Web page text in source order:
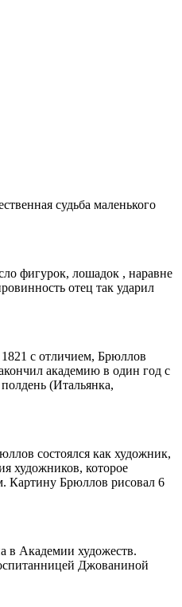
судьба маленького
фигурок, лошадок , наравне
отец так ударил
с отличием, Брюллов
академию в один год с
(Итальянка,
состоялся как художник,
художников, которое
Картину Брюллов рисовал 6
в Академии художеств.
Джованиной